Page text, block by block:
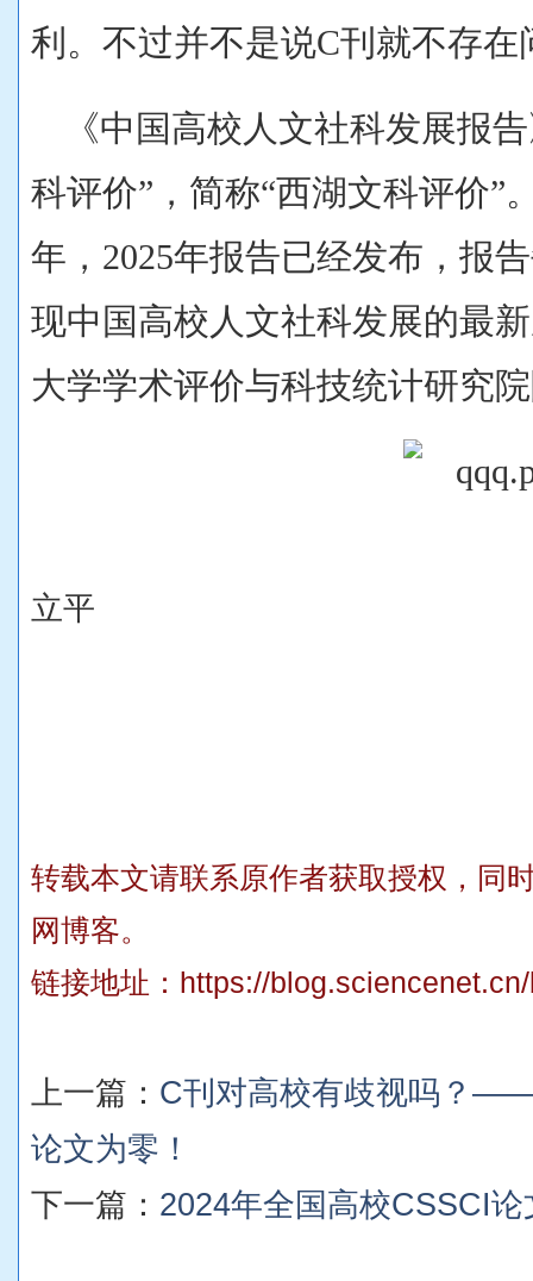
利。不过并不是说C刊就不存
《中国高校人文社科发展报
科评价”，简称“西湖文科评价”
年，2025年报告已经发布，报
现中国高校人文社科发展的最
大学学术评价与科技统计研究
立平
转载本文请联系原作者获取授权，同
网博客。
链接地址： https://
上一篇： C刊对高校有歧视吗？
论文为零！
下一篇： 2024年全国高校CSSCI